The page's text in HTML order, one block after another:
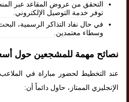
التحقق من عروض المقاعد عبر
توفر خدمة التوصيل الإلكتروني.
في حال نفاد التذاكر الرسمية،
وسطاء معتمدين.
نصائح مهمة للمشجعين حول
عند التخطيط لحضور مباراة في
الإنجليزي الممتاز، حاول دائماً أن: